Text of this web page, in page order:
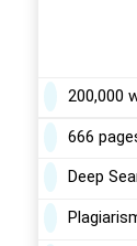
200,000
666
Deep